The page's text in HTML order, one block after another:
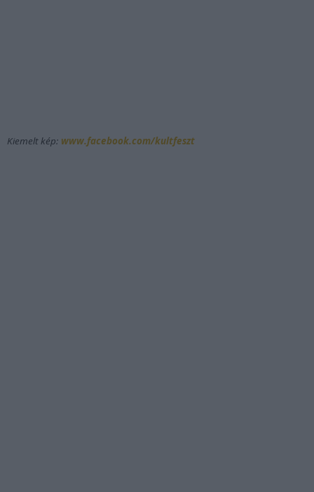
Kiemelt kép: www.facebook.com/kultfeszt